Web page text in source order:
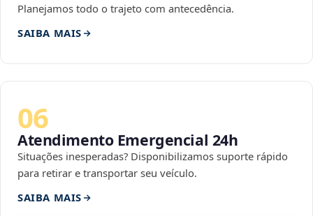
Planejamos todo o trajeto com antecedência.
SAIBA MAIS
06
Atendimento Emergencial 24h
Situações inesperadas? Disponibilizamos suporte rápido
para retirar e transportar seu veículo.
SAIBA MAIS